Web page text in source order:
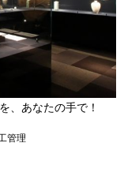
、あなたの手で！
管理